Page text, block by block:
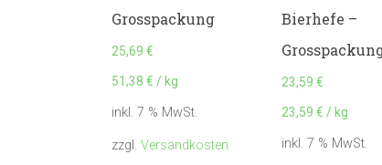
Grosspackung
25,69 €
51,38 € / kg
inkl. 7 % MwSt.
zzgl. Versandkosten
Bierhefe –
23,59€
23,59€ / kg
inkl. 7 % MwSt.